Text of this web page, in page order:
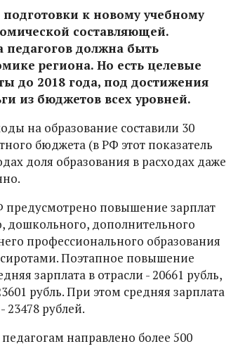
к новому учебному
составляющей.
педагогов должна быть
региона. Но есть целевые
до 2018 года, под достижения
из бюджетов всех уровней.
на образование составили 30
бюджета (в РФ этот показатель
доля образования в расходах даже
повышение зарплат
дошкольного, дополнительного
профессионального образования
Поэтапное повышение
зарплата в отрасли - 20661 рубль,
рубль. При этом средняя зарплата
рублей.
направлено более 500